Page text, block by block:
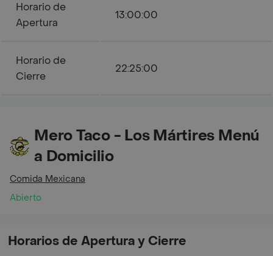
Horario de
Apertura
13:00:00
Horario de
Cierre
22:25:00
Mero Taco - Los Mártires Menú
a Domicilio
Comida Mexicana
Abierto
Horarios de Apertura y Cierre